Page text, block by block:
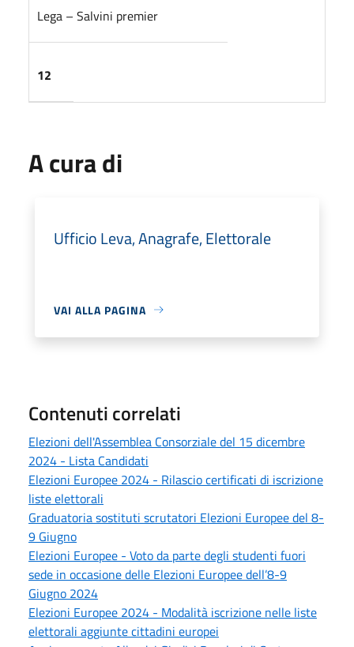
Lega – Salvini premier
12
A cura di
Ufficio Leva, Anagrafe, Elettorale
VAI ALLA PAGINA
Contenuti correlati
Elezioni dell'Assemblea Consorziale del 15 dicembre
2024 - Lista Candidati
Elezioni Europee 2024 - Rilascio certificati di iscrizione
liste elettorali
Graduatoria sostituti scrutatori Elezioni Europee del 8-
9 Giugno
Elezioni Europee - Voto da parte degli studenti fuori
sede in occasione delle Elezioni Europee dell’8-9
Giugno 2024
Elezioni Europee 2024 - Modalità iscrizione nelle liste
elettorali aggiunte cittadini europei